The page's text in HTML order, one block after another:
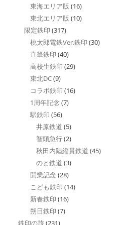
東海エリア版 (16)
東北エリア版 (10)
限定鉄印 (317)
桃太郎電鉄Ver.鉄印 (30)
直筆鉄印 (40)
高校生鉄印 (29)
東北DC(9)
コラボ鉄印 (16)
1周年記念 (7)
駅鉄印 (56)
井原鉄道 (5)
智頭急行(2)
秋田内陸縦貫鉄道 (45)
のと鉄道 (3)
開業記念 (28)
こども鉄印 (14)
新春鉄印 (16)
朔日鉄印 (7)
鉄印の旅 (231)